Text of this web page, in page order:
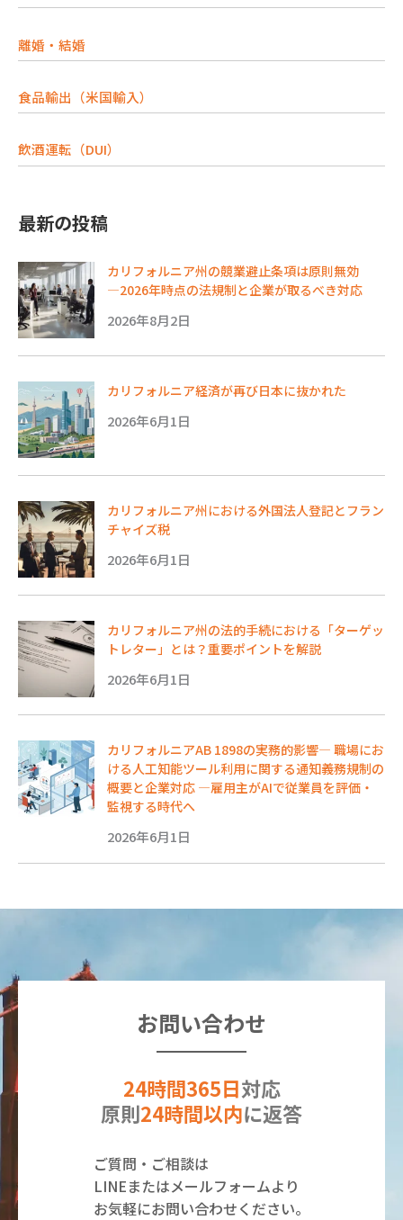
離婚・結婚
食品輸出（米国輸入）
飲酒運転（DUI）
最新の投稿
カリフォルニア州の競業避止条項は原則無効
―2026年時点の法規制と企業が取るべき対応
2026年8月2日
カリフォルニア経済が再び日本に抜かれた
2026年6月1日
カリフォルニア州における外国法人登記とフラン
チャイズ税
2026年6月1日
カリフォルニア州の法的手続における「ターゲッ
トレター」とは？重要ポイントを解説
2026年6月1日
カリフォルニアAB 1898の実務的影響― 職場にお
ける人工知能ツール利用に関する通知義務規制の
概要と企業対応 ―雇用主がAIで従業員を評価・
監視する時代へ
2026年6月1日
お問い合わせ
24時間365日対応
原則24時間以内に返答
ご質問・ご相談は
LINEまたはメールフォームより
お気軽にお問い合わせください。